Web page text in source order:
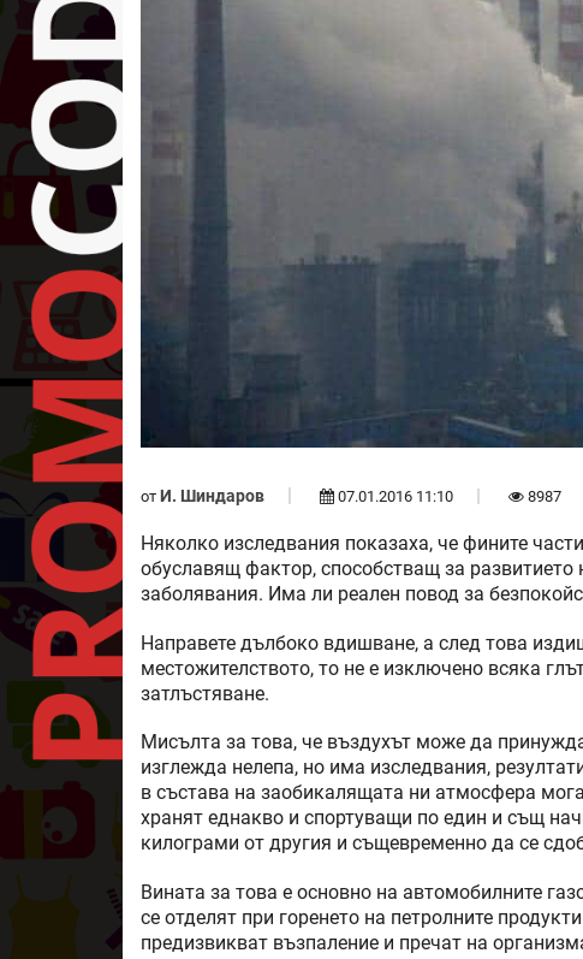
от И. Шиндаров 07.01.2016 11:10 8987
Няколко изследвания показаха, че фините
обуславящ фактор, способстващ за развитието
заболявания. Има ли реален повод за
Направете дълбоко вдишване, а след това
местожителството, то не е изключено всяка
затлъстяване.
Мисълта за това, че въздухът може да
изглежда нелепа, но има изследвания,
в състава на заобикалящата ни атмосфера
хранят еднакво и спортуващи по един и същ
килограми от другия и същевременно да се
Вината за това е основно на автомобилните
се отделят при горенето на петролните
предизвикват възпаление и пречат на